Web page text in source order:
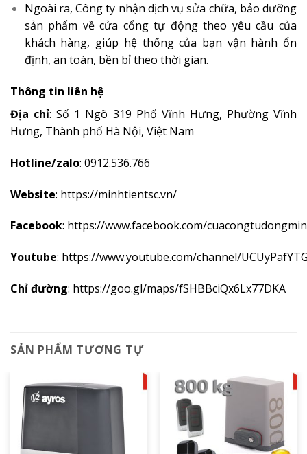
Ngoài ra, Công ty nhận dịch vụ sửa chữa, bảo dưỡng
sản phẩm về cửa cổng tự động theo yêu cầu của
khách hàng, giúp hệ thống của bạn vận hành ổn
định, an toàn, bền bỉ theo thời gian.
Thông tin liên hệ
Địa chỉ: Số 1 Ngõ 319 Phố Vĩnh Hưng, Phường Vĩnh
Hưng, Thành phố Hà Nội, Việt Nam
Hotline/zalo: 0912.536.766
Website: https://minhtientsc.vn/
Facebook: https://www.facebook.com/
Youtube: https://www.youtube.com/channel/
Chỉ đường: https://goo.gl/maps/fSHBBciQx6Lx77DKA
SẢN PHẨM TƯƠNG TỰ